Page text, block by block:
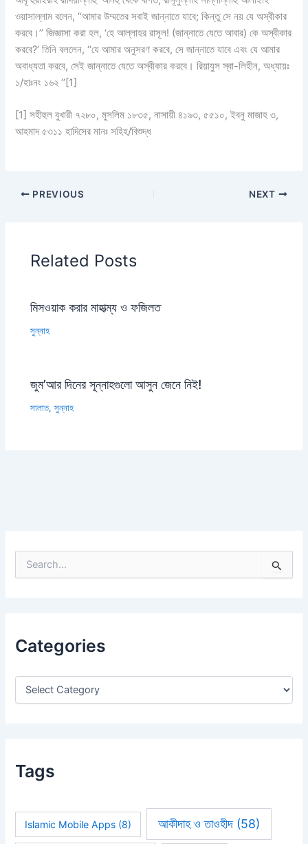
ওয়াসাল্লাম বলেন, ‘‘আমার উম্মতের সবাই জান্নাতে যাবে; কিন্তু সে নয় যে অস্বীকার
করবে।’’ জিজ্ঞাসা করা হল, ‘হে আল্লাহর রাসূল! (জান্নাতে যেতে আবার) কে অস্বীকার
করবে?’ তিনি বললেন, ‘‘যে আমার অনুসরণ করবে, সে জান্নাতে যাবে এবং যে আমার
অবাধ্যতা করবে, সেই জান্নাতে যেতে অস্বীকার করবে। রিয়াযুস স্বা-লিহীন, অধ্যায়ঃ
১/হাঃনং ১৬২ ’’[1]
[1] সহীহুল বুখারী ৭২৮০, মুসলিম ১৮৩৫, নাসায়ী ৪১৯৩, ৫৫১০, ইবনু মাজাহ ৩,
আহমাদ ৫৩১১ হাদিসের মানঃ সহিহ/বিশুদ্ধ
PREVIOUS NEXT
Related Posts
মিসওয়াক করার মাহাত্ম্য ও ফজিলত
সুন্নাহ
জুম’আর দিনের সূন্নাহগুলো আসুন জেনে নিই!
সালাত,সুন্নাহ
e
f
r
Categories
Tags
Islamic Mobile Apps (8) আকীদাহ ও তাওহীদ(58)